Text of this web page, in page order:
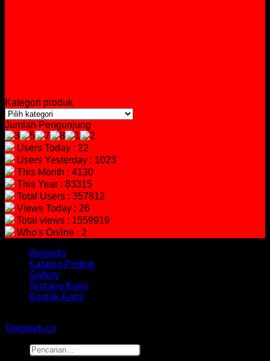
Kategori produk
Jumlah Pengunjung
Users Today : 22
Users Yesterday : 1023
This Month : 4130
This Year : 83315
Total Users : 357812
Views Today : 26
Total views : 1559919
Who's Online : 2
Beranda
Katalog Produk
Gallery
Tentang Kami
Kontak Kami
Tokoweb.co
Pencarian
untuk: